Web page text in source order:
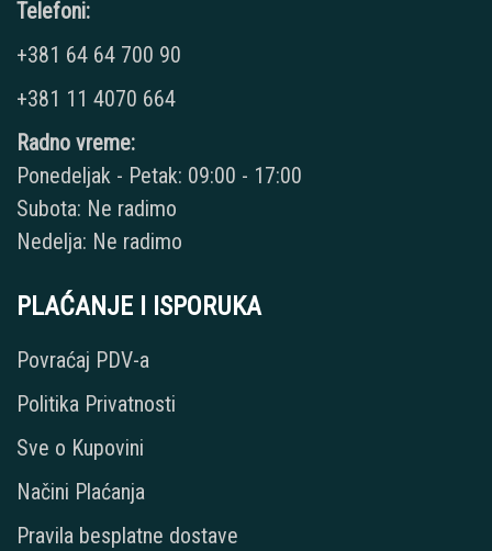
Telefoni:
+381 64 64 700 90
+381 11 4070 664
Radno vreme:
Ponedeljak - Petak: 09:00 - 17:00
Subota: Ne radimo
Nedelja: Ne radimo
PLAĆANJE I ISPORUKA
Povraćaj PDV-a
Politika Privatnosti
Sve o Kupovini
Načini Plaćanja
Pravila besplatne dostave